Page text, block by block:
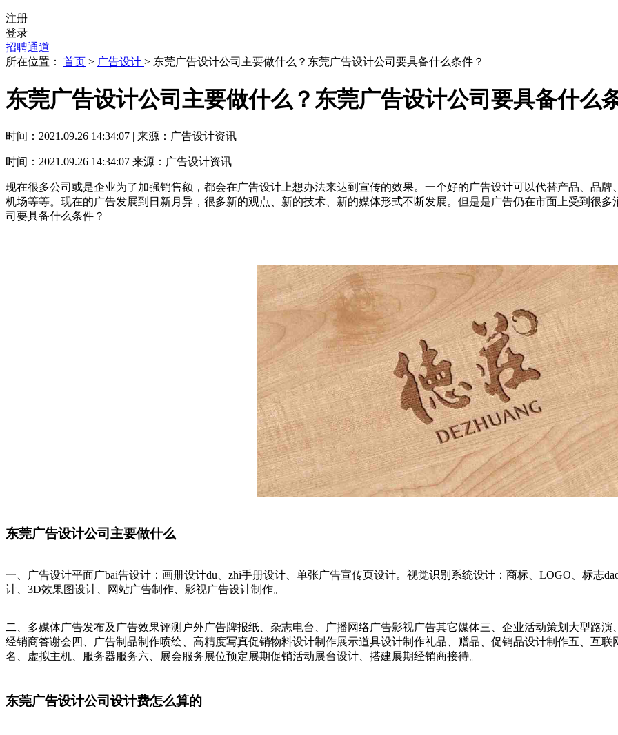
注册
登录
招聘通道
所在位置： 首页 > 广告设计 > 东莞广告设计公司主要做什么？东莞广告设计公司要具备什么条件？
东莞广告设计公司主要做什么？东莞广告设计公司要具备什么
时间：2021.09.26 14:34:07 | 来源：广告设计资讯
时间：2021.09.26 14:34:07 来源：广告设计资讯
现在很多公司或是企业为了加强销售额，都会在广告设计上想办法来达到宣传的效果。一个好的广告设计可以代替产品、品
机场等等。现在的广告发展到日新月异，很多新的观点、新的技术、新的媒体形式不断发展。但是是广告仍在市面上受到很
司要具备什么条件？
东莞广告设计公司主要做什么
一、广告设计平面广bai告设计：画册设计du、zhi手册设计、单张广告宣传页设计。视觉识别系统设计：商标、LOGO、标志
计、3D效果图设计、网站广告制作、影视广告设计制作。
二、多媒体广告发布及广告效果评测户外广告牌报纸、杂志电台、广播网络广告影视广告其它媒体三、企业活动策划大型路
经销商答谢会四、广告制品制作喷绘、高精度写真促销物料设计制作展示道具设计制作礼品、赠品、促销品设计制作五、互
名、虚拟主机、服务器服务六、展会服务展位预定展期促销活动展台设计、搭建展期经销商接待。
东莞广告设计公司设计费怎么算的